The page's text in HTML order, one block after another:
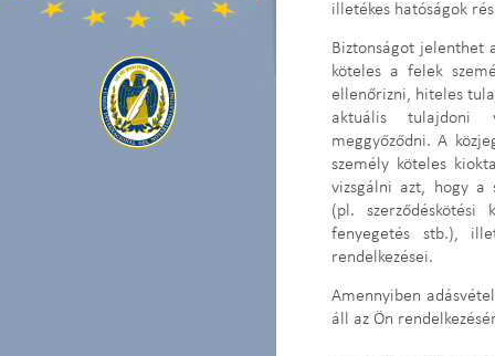
illetékes hatóságok
Biztonságot jelenthet
köteles a felek
ellenőrizni, hiteles
aktuális tulajdoni
meggyőződni. A
személy köteles
vizsgálni azt, hogy a
(pl. szerződéskötési
fenyegetés stb.),
rendelkezései.
Amennyiben
áll az Ön